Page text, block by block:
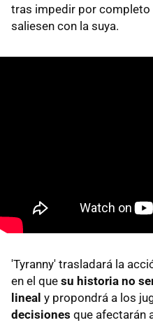
tras impedir por completo
saliesen con la suya.
'Tyranny' trasladará la
en el que su historia no
lineal y propondrá a los
decisiones que afectarán